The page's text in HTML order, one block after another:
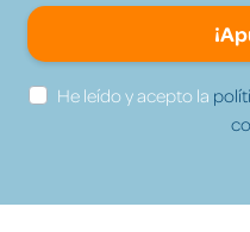
He leído y acepto la